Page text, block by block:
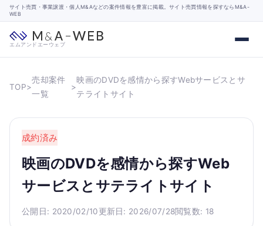
サイト売買・事業譲渡・個人M&Aなどの案件情報を豊富に掲載。サイト売買情報を探すならM&A-
WEB
エムアンドエーウェブ
TOP>
売却案件
一覧
>
映画のDVDを感情から探すWebサービスとサ
テライトサイト
成約済み
映画のDVDを感情から探すWeb
サービスとサテライトサイト
公開日: 2020/02/10更新日: 2026/07/28閲覧数: 18